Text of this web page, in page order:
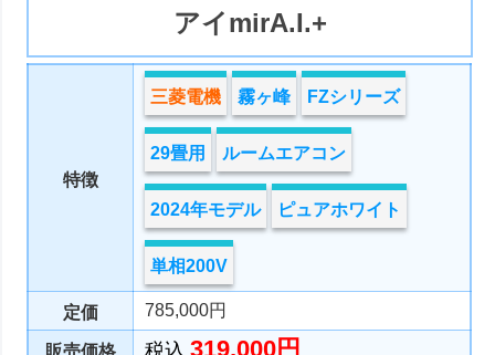
アイmirA.I.+
特徴
三菱電機 霧ヶ峰 FZシリーズ
29畳用 ルームエアコン
2024年モデル ピュアホワイト
単相200V
定価 785,000円
319,000円